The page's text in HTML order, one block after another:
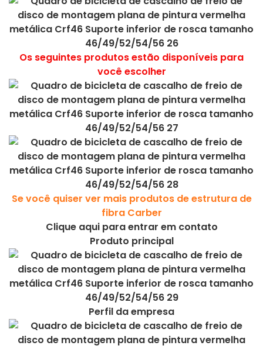
Os seguintes produtos estão disponíveis para
você escolher
Se você quiser ver mais produtos de estrutura de
fibra Carber
Clique aqui para entrar em contato
Produto principal
Perfil da empresa